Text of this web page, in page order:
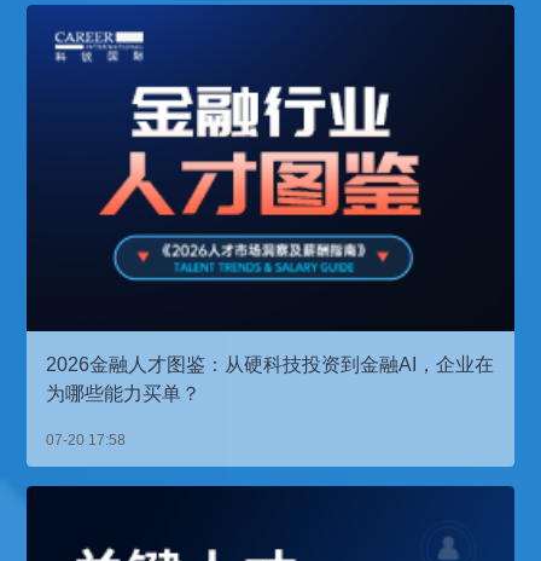
2026金融人才图鉴：从硬科技投资到金融AI，企业在
为哪些能力买单？
07-20 17:58